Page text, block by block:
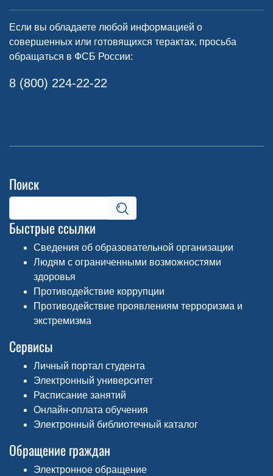
Если вы обладаете любой информацией о
совершенных или готовящихся терактах, просьба
обращаться в ФСБ России:
8 (800) 224-22-22
Поиск
Быстрые ссылки
Сведения об образовательной организации
Людям с ограниченными возможностями
здоровья
Противодействие коррупции
Противодействие проявлениям терроризма и
экстремизма
Сервисы
Личный портал студента
Электронный университет
Расписание занятий
Онлайн-оплата обучения
Электронный библиотечный каталог
Обращение граждан
Электронное обращение